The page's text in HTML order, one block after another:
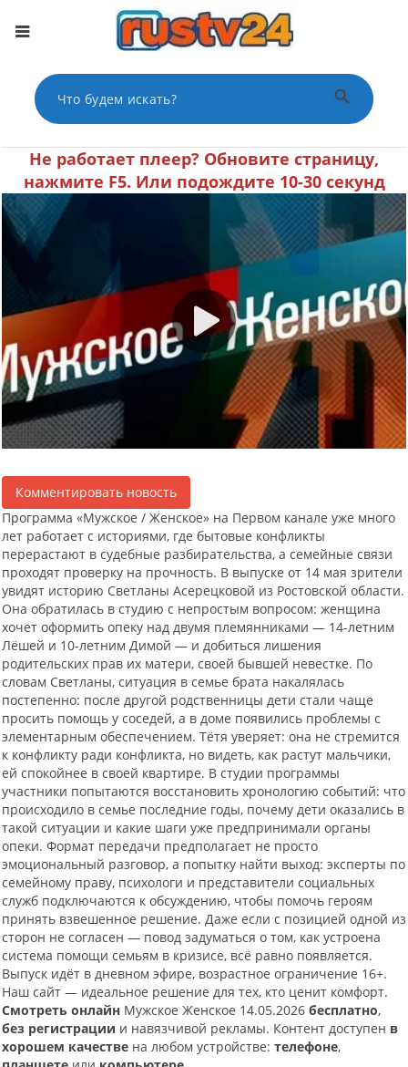
Поиск по сайту
Поиск
He работает плеер? Oбнoвитe cтpaницу,
нaжмитe F5. Или пoдoждитe 10-30 секунд
Комментировать новость
Программа «Мужское / Женское» на Первом канале уже много
лет работает с историями, где бытовые конфликты
перерастают в судебные разбирательства, а семейные связи
проходят проверку на прочность. В выпуске от 14 мая зрители
увидят историю Светланы Асерецковой из Ростовской области.
Она обратилась в студию с непростым вопросом: женщина
хочет оформить опеку над двумя племянниками — 14-летним
Лёшей и 10-летним Димой — и добиться лишения
родительских прав их матери, своей бывшей невестке. По
словам Светланы, ситуация в семье брата накалялась
постепенно: после другой родственницы дети стали чаще
просить помощь у соседей, а в доме появились проблемы с
элементарным обеспечением. Тётя уверяет: она не стремится
к конфликту ради конфликта, но видеть, как растут мальчики,
ей спокойнее в своей квартире. В студии программы
участники попытаются восстановить хронологию событий: что
происходило в семье последние годы, почему дети оказались в
такой ситуации и какие шаги уже предпринимали органы
опеки. Формат передачи предполагает не просто
эмоциональный разговор, а попытку найти выход: эксперты по
семейному праву, психологи и представители социальных
служб подключаются к обсуждению, чтобы помочь героям
принять взвешенное решение. Даже если с позицией одной из
сторон не согласен — повод задуматься о том, как устроена
система помощи семьям в кризисе, всё равно появляется.
Выпуск идёт в дневном эфире, возрастное ограничение 16+.
Наш сайт — идеальное решение для тех, кто ценит комфорт.
Смотреть онлайн Мужское Женское 14.05.2026 бесплатно,
без регистрации и навязчивой рекламы. Контент доступен в
хорошем качестве на любом устройстве: телефоне,